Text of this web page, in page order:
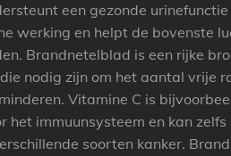
een gezonde urinefunctie
werking en helpt de bovenste
Brandnetelblad is een rijke
nodig zijn om het aantal vrije
Vitamine C is
het immuunsysteem en kan zelfs
soorten kanker.